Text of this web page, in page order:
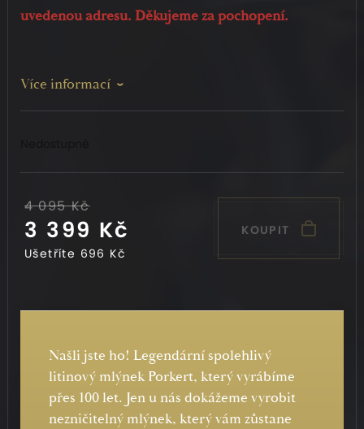
uvedenou adresu. Děkujeme za pochopení.
Více informací
4 095 Kč
3 399 Kč
Ušetříte 696 Kč
KOUPIT
Našli jste ho! Legendární spolehlivý
litinový mlýnek Porkert, který vyrábíme
přes 100 let. Jen u nás dokážeme vyrobit
nezničitelný mlýnek, který vám zůstane